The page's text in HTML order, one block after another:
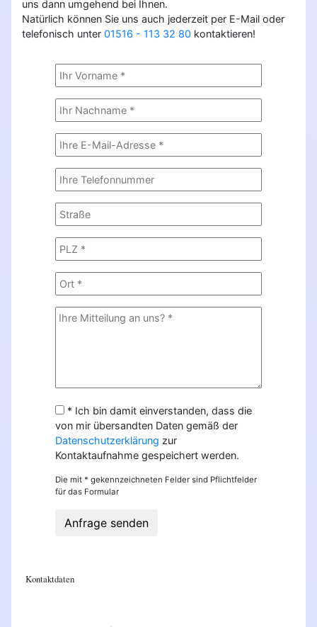
uns dann umgehend bei Ihnen.
Natürlich können Sie uns auch jederzeit per E-Mail oder
telefonisch unter 01516 - 113 32 80 kontaktieren!
* Ich bin damit einverstanden, dass die
von mir übersandten Daten gemäß der
Datenschutzerklärung zur
Kontaktaufnahme gespeichert werden.
Die mit * gekennzeichneten Felder sind Pflichtfelder
für das Formular
Anfrage senden
Kontaktdaten